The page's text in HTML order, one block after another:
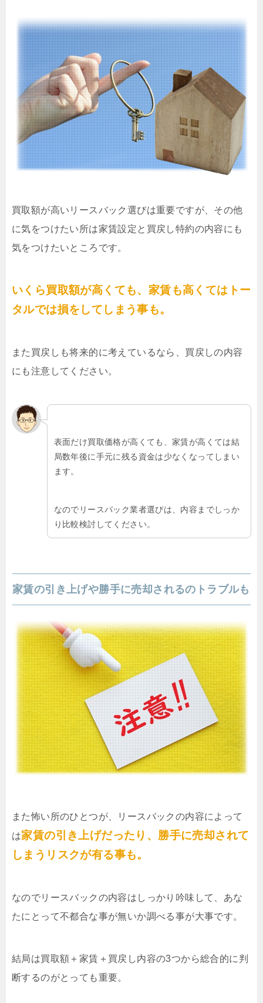
買取額が高いリースバック選びは重要ですが、その他
に気をつけたい所は家賃設定と買戻し特約の内容にも
気をつけたいところです。
いくら買取額が高くても、家賃も高くてはトー
タルでは損をしてしまう事も。
また買戻しも将来的に考えているなら、買戻しの内容
にも注意してください。
表面だけ買取価格が高くても、家賃が高くては結
局数年後に手元に残る資金は少なくなってしまい
ます。
なのでリースバック業者選びは、内容までしっか
り比較検討してください。
家賃の引き上げや勝手に売却されるのトラブルも
また怖い所のひとつが、リースバックの内容によって
は家賃の引き上げだったり、勝手に売却されて
しまうリスクが有る事も。
なのでリースバックの内容はしっかり吟味して、あな
たにとって不都合な事が無いか調べる事が大事です。
結局は買取額＋家賃＋買戻し内容の3つから総合的に判
断するのがとっても重要。